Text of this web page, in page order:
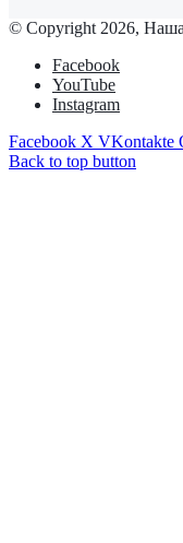
© Copyright 2026,
Facebook
YouTube
Instagram
Facebook X VKontakte
Back to top button